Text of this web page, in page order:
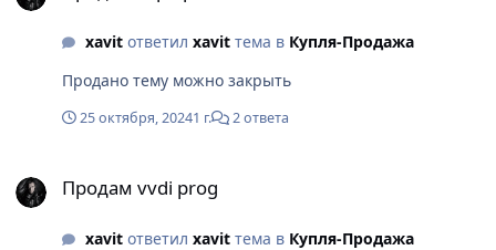
xavitответил xavitтема в Купля-Продажа
Продано тему можно закрыть
25 октября, 20241 г. 2 ответа
Продам vvdi prog
xavitответил xavitтема в Купля-Продажа